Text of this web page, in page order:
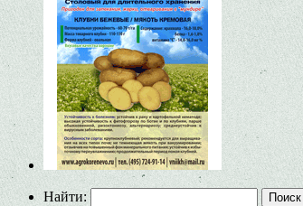
Найти: